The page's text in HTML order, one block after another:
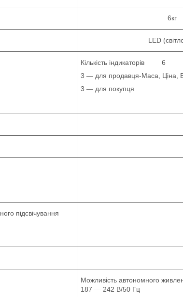
6кг
LED
Кількість індикаторів 6
3 — для продавця-Маса, Ціна,
3 — для покупця
підсвічування
Можливість автономного
187 — 242 В/50 Гц